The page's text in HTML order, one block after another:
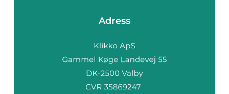
Adress